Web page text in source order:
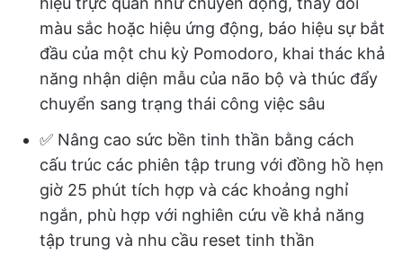
màu sắc hoặc hiệu ứng động, báo hiệu sự bắt
đầu của một chu kỳ Pomodoro, khai thác khả
năng nhận diện mẫu của não bộ và thúc đẩy
chuyển sang trạng thái công việc sâu
✅ Nâng cao sức bền tinh thần bằng cách
cấu trúc các phiên tập trung với đồng hồ hẹn
giờ 25 phút tích hợp và các khoảng nghỉ
ngắn, phù hợp với nghiên cứu về khả năng
tập trung và nhu cầu reset tinh thần